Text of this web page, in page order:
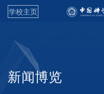
学校主页
新闻博览